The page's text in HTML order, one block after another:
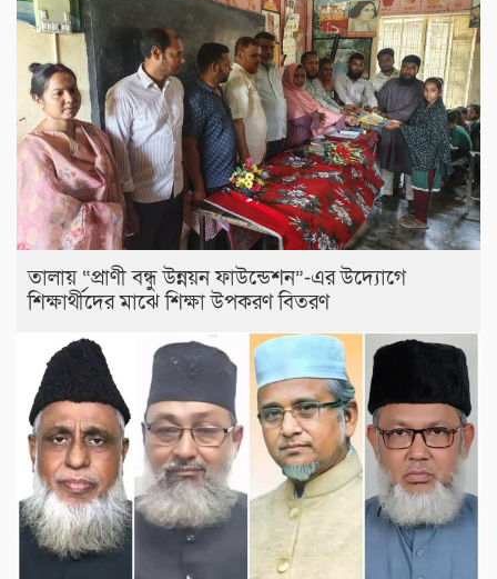
তালায় “প্রাণী বন্ধু উন্নয়ন ফাউন্ডেশন”-এর উদ্যোগে
শিক্ষার্থীদের মাঝে শিক্ষা উপকরণ বিতরণ